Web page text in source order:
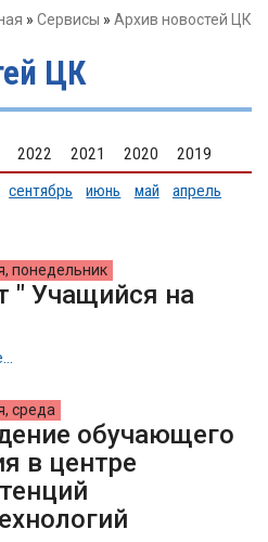
» Сервисы » Архив новостей ЦК
ЦК
2022 2021 2020
2019
сентябрь июнь май
апрель
понедельник
" Учащийся на
среда
обучающего
в центре